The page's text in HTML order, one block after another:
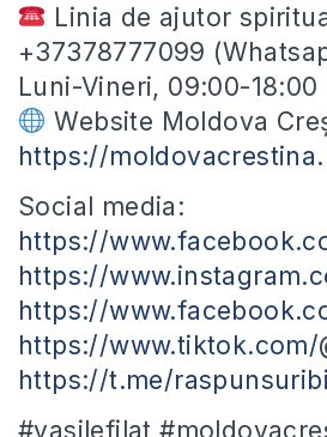
Linia de ajutor
+37378777099
Luni-Vineri, 09:00-18:00
Website Moldova
https://
Social media:
https://
https://
https://
https://www.tiktok.com/
https://t.me/
#vasilefilat